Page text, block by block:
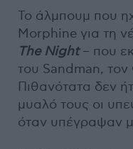
Το άλμπουμ που
Morphine για τη
The Night – που
του Sandman,
Πιθανότατα δεν
μυαλό τους οι
όταν υπέγραψαν